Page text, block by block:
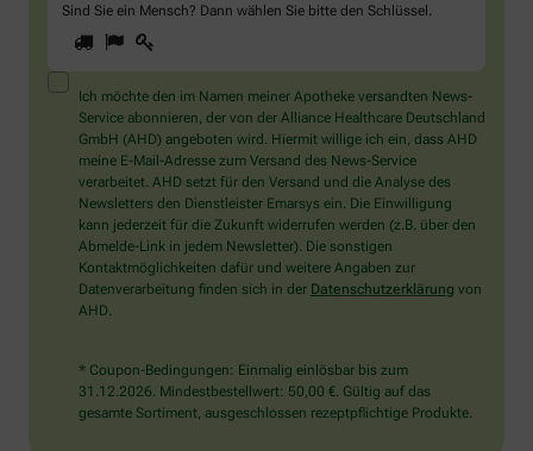
Sind Sie ein Mensch? Dann wählen Sie bitte den Schlüssel.
Sind
Sie
ein
Mensch?
Dann
wählen
Sie
bitte
den
Schlüssel.
1 2
Ich möchte den im Namen meiner Apotheke versandten News-
Service abonnieren, der von der Alliance Healthcare Deutschland
GmbH (AHD) angeboten wird. Hiermit willige ich ein, dass AHD
meine E-Mail-Adresse zum Versand des News-Service
verarbeitet. AHD setzt für den Versand und die Analyse des
Newsletters den Dienstleister Emarsys ein. Die Einwilligung
kann jederzeit für die Zukunft widerrufen werden (z.B. über den
Abmelde-Link in jedem Newsletter). Die sonstigen
Kontaktmöglichkeiten dafür und weitere Angaben zur
Datenverarbeitung finden sich in der Datenschutzerklärung von
AHD.
* Coupon-Bedingungen: Einmalig einlösbar bis zum
31.12.2026. Mindestbestellwert: 50,00 €. Gültig auf das
gesamte Sortiment, ausgeschlossen rezeptpflichtige Produkte.